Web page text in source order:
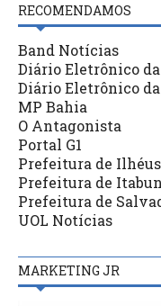
RECOMENDAMOS
Band Notícias
Diário Eletrônico
Diário Eletrônico
MP Bahia
O Antagonista
Portal G1
Prefeitura de Ilhéus
Prefeitura de
Prefeitura de
UOL Notícias
MARKETING JR